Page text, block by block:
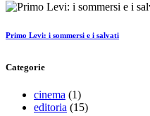
Primo Levi: i sommersi e i salvati
Categorie
cinema (1)
editoria (15)